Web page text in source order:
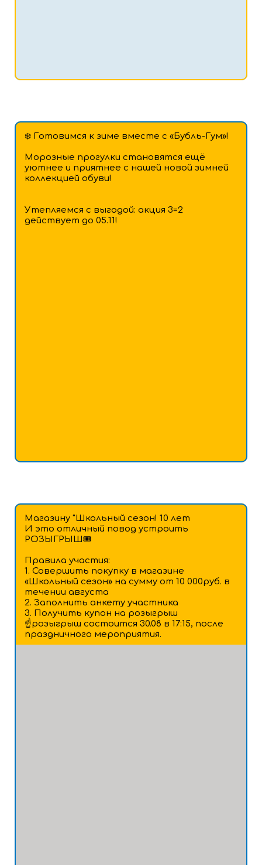
❄️ Готовимся к зиме вместе с «Бубль-Гум»!
Морозные прогулки становятся ещё
уютнее и приятнее с нашей новой зимней
коллекцией обуви!
Утепляемся с выгодой: акция 3=2
действует до 05.11!
Магазину "Школьный сезон! 10 лет
И это отличный повод устроить
РОЗЫГРЫШ🎟
Правила участия:
1. Совершить покупку в магазине
«Школьный сезон» на сумму от 10 000руб. в
течении августа
2. Заполнить анкету участника
3. Получить купон на розыгрыш
☝️розыгрыш состоится 30.08 в 17:15, после
праздничного мероприятия.